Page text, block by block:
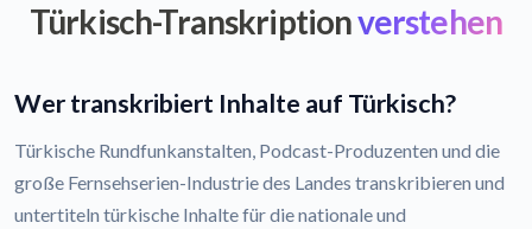
Türkisch-Transkriptionverstehen
Wer transkribiert Inhalte auf Türkisch?
Türkische Rundfunkanstalten, Podcast-Produzenten und die
große Fernsehserien-Industrie des Landes transkribieren und
untertiteln türkische Inhalte für die nationale und